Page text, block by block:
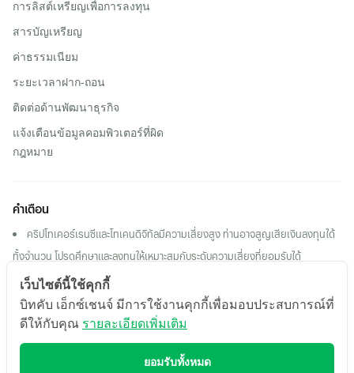
การลิสต์เหรียญเพื่อการลงทุน
สารบัญเหรียญ
ค่าธรรมเนียม
ระยะเวลาฝาก-ถอน
ติดต่อด้านพัฒนาธุรกิจ
แจ้งเตือนข้อมูลคอมพิวเตอร์ที่ผิด
กฎหมาย
คำเตือน
คริปโทเคอร์เรนซีและโทเคนดิจิทัลมีความเสี่ยงสูง ท่านอาจสูญเสียเงินลงทุนได้
ทั้งจํานวน โปรดศึกษาและลงทุนให้เหมาะสมกับระดับความเสี่ยงที่ยอมรับได้
ผลตอบแทนของสินทรัพย์ดิจิทัลในอดีต หรือผลการดําเนินงานในอดีต มิได้เป็น
สิ่งยืนยันถึงผลตอบแทน ของสินทรัพย์ดิจิทัลหรือผลการดําเนินงานในอนาคต
เว็บไซต์นี้ใช้คุกกี้
บิทคับ เอ็กซ์เชนจ์ มีการใช้งานคุกกี้เพื่อมอบประสบการณ์ที่
ดีให้กับคุณ รายละเอียดเพิ่มเติม
ยอมรับทั้งหมด